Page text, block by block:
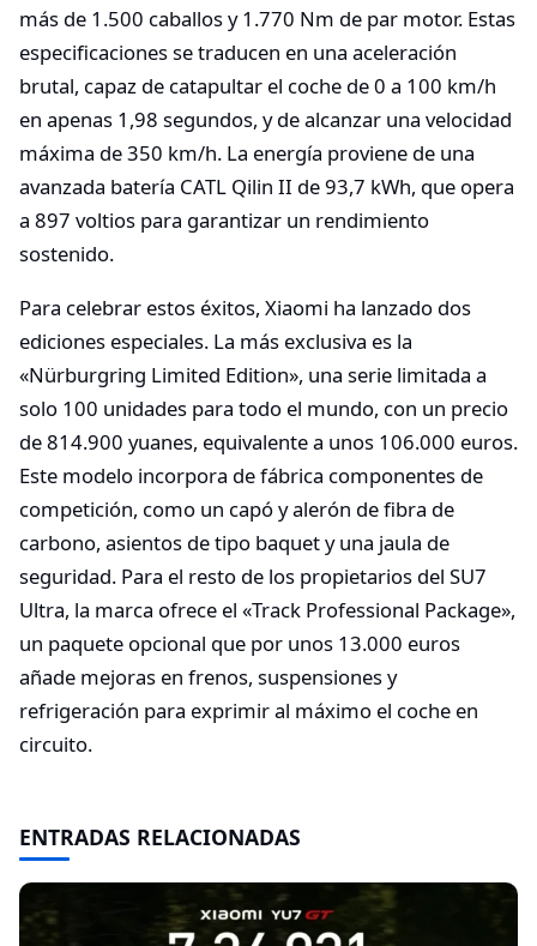
más de 1.500 caballos y 1.770 Nm de par motor. Estas
especificaciones se traducen en una aceleración
brutal, capaz de catapultar el coche de 0 a 100 km/h
en apenas 1,98 segundos, y de alcanzar una velocidad
máxima de 350 km/h. La energía proviene de una
avanzada batería CATL Qilin II de 93,7 kWh, que opera
a 897 voltios para garantizar un rendimiento
sostenido.
Para celebrar estos éxitos, Xiaomi ha lanzado dos
ediciones especiales. La más exclusiva es la
«Nürburgring Limited Edition», una serie limitada a
solo 100 unidades para todo el mundo, con un precio
de 814.900 yuanes, equivalente a unos 106.000 euros.
Este modelo incorpora de fábrica componentes de
competición, como un capó y alerón de fibra de
carbono, asientos de tipo baquet y una jaula de
seguridad. Para el resto de los propietarios del SU7
Ultra, la marca ofrece el «Track Professional Package»,
un paquete opcional que por unos 13.000 euros
añade mejoras en frenos, suspensiones y
refrigeración para exprimir al máximo el coche en
circuito.
ENTRADAS RELACIONADAS